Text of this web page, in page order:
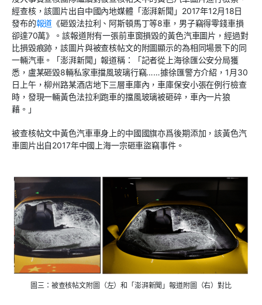
經查核，該圖片出自中國內地媒體「澎湃新聞」2017年12月18日
發布的報道 《砸毀法拉利、阿斯頓馬丁等8車，男子竊得零錢車損
卻達70萬》。該報道附有一張前車窗損毀的黃色汽車圖片，經過對
比損毀痕跡，該圖片與被查核帖文的附圖顯示的為相同場景下的同
一輛汽車。「澎湃新聞」報道稱：「記者從上海徐匯公安分局獲
悉，盧某砸毀8輛私家車擋風玻璃行竊……據徐匯警方介紹，1月30
日上午，柳州路某酒店地下三層車庫內，車庫保安小張在例行檢查
時，發現一輛黃色法拉利跑車的擋風玻璃被砸碎，車內一片狼
藉。」
被查核帖文中黃色汽車車身上的中國國旗亦爲後期添加，該黃色汽
車圖片出自2017年中國上海一宗砸車盜竊事件。
圖三：被查核帖文附圖（左）和「澎湃新聞」報道附圖（右）對比